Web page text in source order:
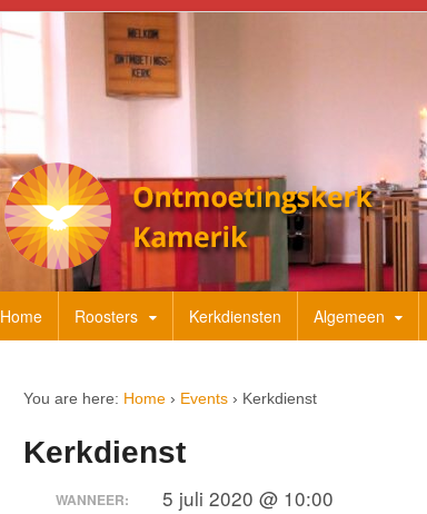
Home Roosters Kerkdiensten Algemeen
You are here: Home › Events › Kerkdienst
Kerkdienst
WANNEER: 5 juli 2020 @ 10:00